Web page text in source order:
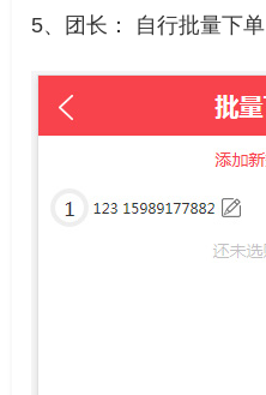
5、团长： 自行批量下单